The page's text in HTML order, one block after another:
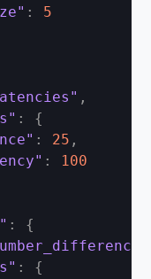
:
5
,
:
{
: 25 ,
:
100
:
{
:
{